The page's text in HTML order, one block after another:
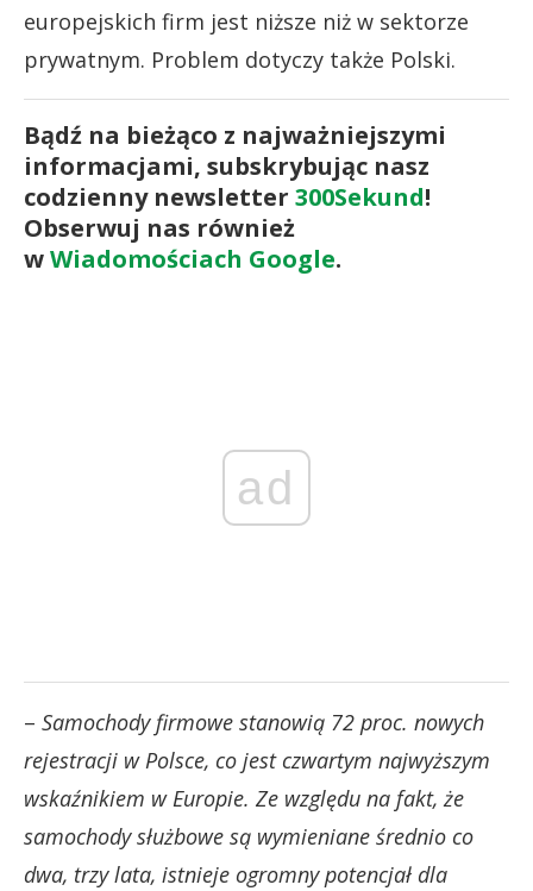
europejskich firm jest niższe niż w sektorze
prywatnym. Problem dotyczy także Polski.
Bądź na bieżąco z najważniejszymi
informacjami, subskrybując nasz
codzienny newsletter 300Sekund!
Obserwuj nas również
wWiadomościach Google.
ad
– Samochody firmowe stanowią 72 proc. nowych
rejestracji w Polsce, co jest czwartym najwyższym
wskaźnikiem w Europie. Ze względu na fakt, że
samochody służbowe są wymieniane średnio co
dwa, trzy lata, istnieje ogromny potencjał dla